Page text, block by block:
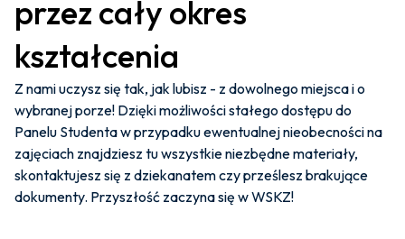
przez cały okres
kształcenia
Z nami uczysz się tak, jak lubisz - z dowolnego miejsca i o
wybranej porze! Dzięki możliwości stałego dostępu do
Panelu Studenta w przypadku ewentualnej nieobecności na
zajęciach znajdziesz tu wszystkie niezbędne materiały,
skontaktujesz się z dziekanatem czy prześlesz brakujące
dokumenty. Przyszłość zaczyna się w WSKZ!